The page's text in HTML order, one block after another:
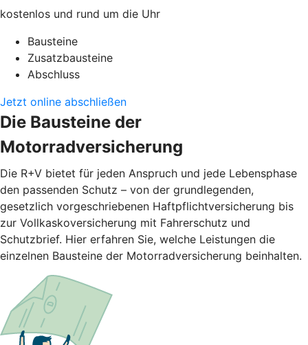
kostenlos und rund um die Uhr
Bausteine
Zusatzbausteine
Abschluss
Jetzt online abschließen
Die Bausteine der
Motorradversicherung
Die R+V bietet für jeden Anspruch und jede Lebensphase
den passenden Schutz – von der grundlegenden,
gesetzlich vorgeschriebenen Haftpflichtversicherung bis
zur Vollkaskoversicherung mit Fahrerschutz und
Schutzbrief. Hier erfahren Sie, welche Leistungen die
einzelnen Bausteine der Motorradversicherung beinhalten.